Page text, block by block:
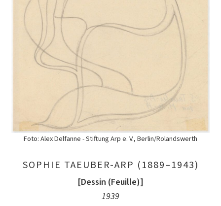
Foto: Alex Delfanne - Stiftung Arp e. V., Berlin/Rolandswerth
SOPHIE TAEUBER-ARP (1889–1943)
[Dessin (Feuille)]
1939